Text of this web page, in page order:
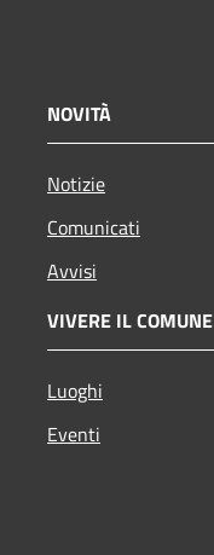
NOVITÀ
Notizie
Comunicati
Avvisi
VIVERE IL COMUNE
Luoghi
Eventi